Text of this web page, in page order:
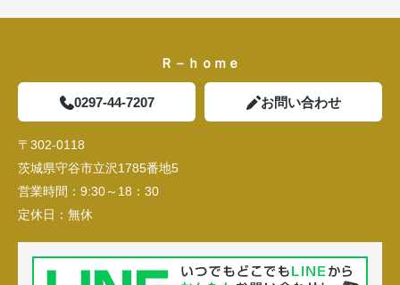
Ｒ－ｈｏｍｅ
0297-44-7207 お問い合わせ
〒302-0118
茨城県守谷市立沢1785番地5
営業時間： 9:30～18：30
定休日： 無休